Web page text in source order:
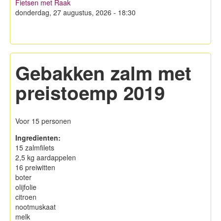
Hagelandse Kerstmarkt
Lid worden!
Privacy
Fietsen met Raak
donderdag, 27 augustus, 2026 - 18:30
Gebakken zalm met
preistoemp 2019
Voor 15 personen
Ingredienten:
15 zalmfilets
2,5 kg aardappelen
16 preiwitten
boter
olijfolie
citroen
nootmuskaat
melk